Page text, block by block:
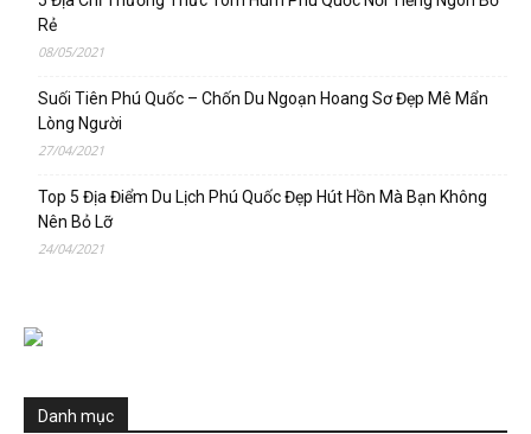
Rẻ
08/05/2021
Suối Tiên Phú Quốc – Chốn Du Ngoạn Hoang Sơ Đẹp Mê Mẩn
Lòng Người
27/04/2021
Top 5 Địa Điểm Du Lịch Phú Quốc Đẹp Hút Hồn Mà Bạn Không
Nên Bỏ Lỡ
24/04/2021
Danh mục